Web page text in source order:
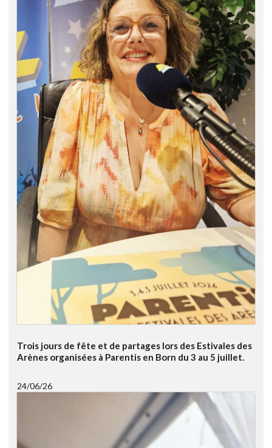
Trois jours de fête et de partages lors des Estivales des
Arènes organisées à Parentis en Born du 3 au 5 juillet.
24/06/26